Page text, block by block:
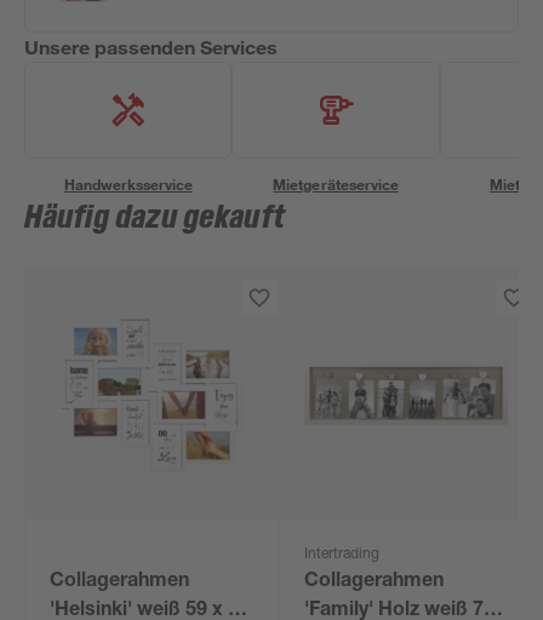
Unsere passenden Services
Handwerksservice Mietgeräteservice
Häufig dazu gekauft
Collagerahmen
'Helsinki' weiß 59 x 51
Intertrading
Collagerahmen
'Family' Holz weiß 78